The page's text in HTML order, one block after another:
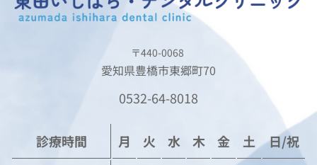
〒440-0068
愛知県豊橋市東郷町70
0532-64-8018
診療時間 月 火 水 木 金 土 日/祝